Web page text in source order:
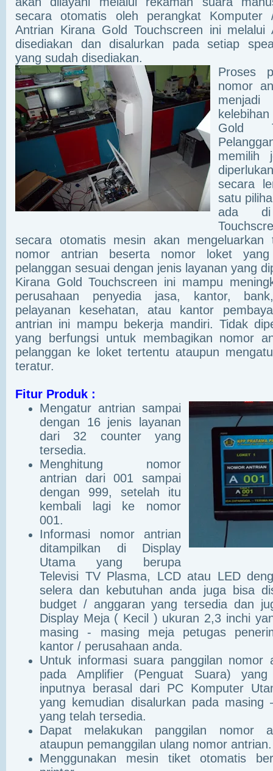
secara otomatis oleh perangkat
Antrian Kirana Gold Touchscreen ini melalui
disediakan dan disalurkan pada setiap
yang sudah disediakan.
Proses
nomor
Gold
memilih
secara
satu
ada di
secara otomatis mesin akan mengeluarkan
nomor antrian beserta nomor loket
pelanggan sesuai dengan jenis layanan yang
Kirana Gold Touchscreen ini mampu
perusahaan penyedia jasa, kantor,
pelayanan kesehatan, atau kantor
antrian ini mampu bekerja mandiri. Tidak
yang berfungsi untuk membagikan nomor
pelanggan ke loket tertentu ataupun
teratur.
Fitur Produk :
Mengatur antrian sampai
dengan 16 jenis layanan
dari 32 counter yang
tersedia.
Menghitung nomor
antrian dari 001 sampai
dengan 999, setelah itu
kembali lagi ke nomor
001.
Informasi nomor antrian
ditampilkan di Display
Utama yang berupa
Televisi TV Plasma, LCD atau LED
selera dan kebutuhan anda juga bisa
budget / anggaran yang tersedia dan
Display Meja ( Kecil ) ukuran 2,3 inchi
masing - masing meja petugas
kantor / perusahaan anda.
Untuk informasi suara panggilan nomor
pada Amplifier (Penguat Suara)
inputnya berasal dari PC Komputer
yang kemudian disalurkan pada masing
yang telah tersedia.
Dapat melakukan panggilan nomor
ataupun pemanggilan ulang nomor antrian.
Menggunakan mesin tiket otomatis